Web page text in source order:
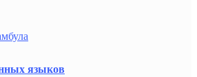
языков